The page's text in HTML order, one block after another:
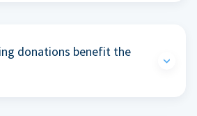
donations benefit the